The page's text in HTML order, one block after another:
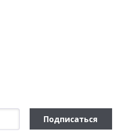
Подписаться